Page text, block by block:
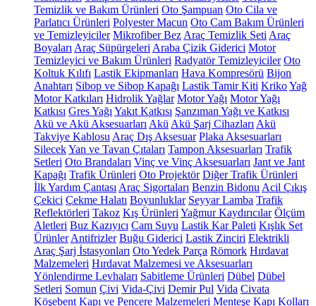
Temizlik ve Bakım Ürünleri Oto Şampuan Oto Cila ve
Parlatıcı Ürünleri Polyester Macun Oto Cam Bakım Ürünleri
ve Temizleyiciler Mikrofiber Bez Araç Temizlik Seti Araç
Boyaları Araç Süpürgeleri Araba Çizik Giderici Motor
Temizleyici ve Bakım Ürünleri Radyatör Temizleyiciler Oto
Koltuk Kılıfı Lastik Ekipmanları Hava Kompresörü Bijon
Anahtarı Sibop ve Sibop Kapağı Lastik Tamir Kiti KrikoYağ
Motor Katkıları Hidrolik Yağlar Motor Yağı Motor Yağı
Katkısı Gres Yağı Yakıt Katkısı Şanzıman Yağı ve Katkısı
Akü ve Akü Aksesuarları Akü Akü Şarj Cihazları Akü
Takviye Kablosu Araç Dış Aksesuar Plaka Aksesuarları
SilecekYan ve Tavan Çıtaları Tampon Aksesuarları Trafik
Setleri Oto Brandaları Vinç ve Vinç Aksesuarları Jant ve Jant
Kapağı Trafik Ürünleri Oto Projektör Diğer Trafik Ürünleri
İlk Yardım Çantası Araç Sigortaları Benzin Bidonu Acil Çıkış
Çekici Çekme Halatı Boyunluklar Seyyar Lamba Trafik
Reflektörleri Takoz Kış Ürünleri Yağmur Kaydırıcılar Ölçüm
Aletleri Buz Kazıyıcı Cam Suyu Lastik Kar Paleti Kışlık Set
Ürünler Antifrizler Buğu Giderici Lastik Zinciri Elektrikli
Araç Şarj İstasyonları Oto Yedek Parça Römork Hırdavat
Malzemeleri Hırdavat Malzemesi ve Aksesuarları
Yönlendirme Levhaları Sabitleme Ürünleri Dübel Dübel
Setleri Somun Çivi Vida-Çivi Demir Pul Vida Civata
Köşebent Kapı ve Pencere Malzemeleri Menteşe Kapı Kolları